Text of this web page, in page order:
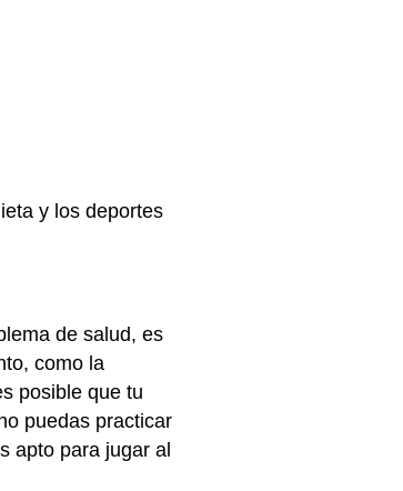
y los deportes
de salud, es
como la
posible que tu
puedas practicar
apto para jugar al